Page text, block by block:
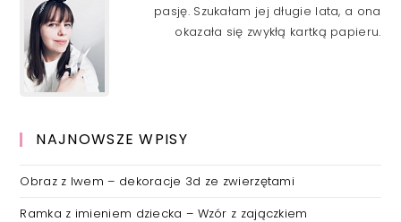
pasję. Szukałam jej długie lata, a ona
okazała się zwykłą kartką papieru.
NAJNOWSZE WPISY
Obraz z lwem – dekoracje 3d ze zwierzętami
Ramka z imieniem dziecka – Wzór z zajączkiem